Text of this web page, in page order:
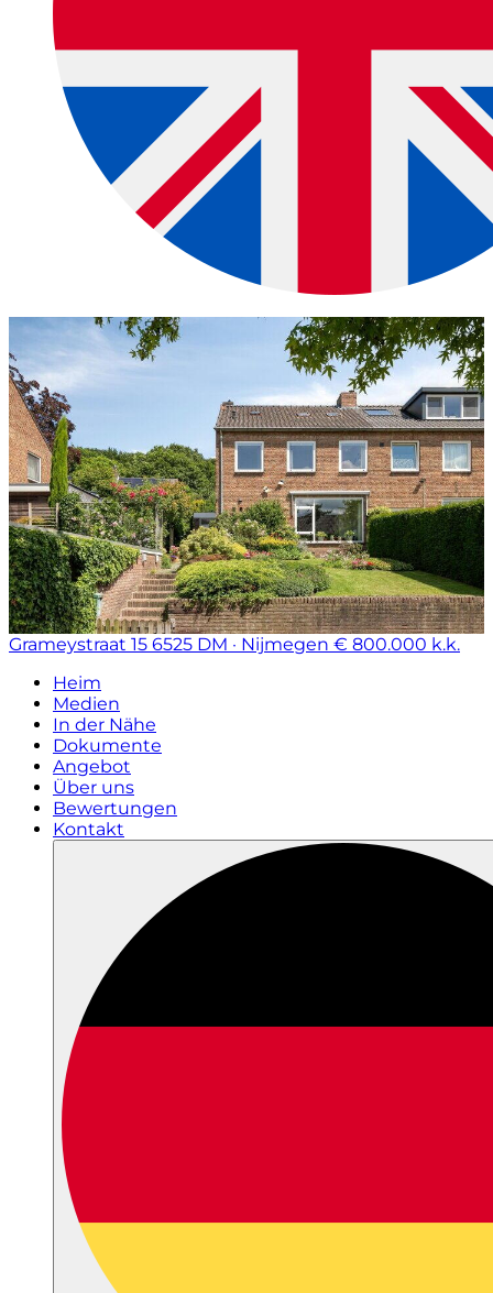
Grameystraat 15 6525 DM · Nijmegen € 800.000 k.k.
Heim
Medien
In der Nähe
Dokumente
Angebot
Über uns
Bewertungen
Kontakt